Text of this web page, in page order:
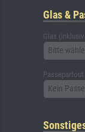
Glas &
Glas
Bitte
Passepartout
Kein